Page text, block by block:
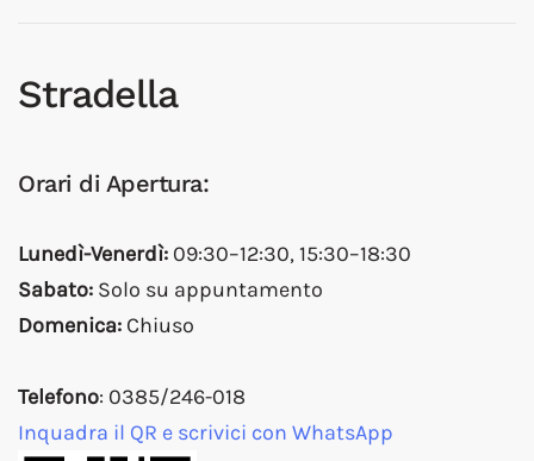
Stradella
Orari di Apertura:
Lunedì-Venerdì: 09:30–12:30, 15:30–18:30
Sabato: Solo su appuntamento
Domenica: Chiuso
Telefono: 0385/246-018
Inquadra il QR e scrivici con WhatsApp